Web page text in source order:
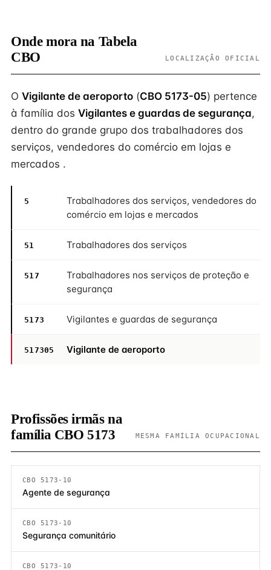
Onde mora na Tabela
CBO
LOCALIZAÇÃO OFICIAL
O Vigilante de aeroporto (CBO 5173-05) pertence
à família dos Vigilantes e guardas de segurança,
dentro do grande grupo dos trabalhadores dos
serviços, vendedores do comércio em lojas e
mercados .
5
Trabalhadores dos serviços, vendedores do
comércio em lojas e mercados
51 Trabalhadores dos serviços
517
Trabalhadores nos serviços de proteção e
segurança
5173 Vigilantes e guardas de segurança
517305 Vigilante de aeroporto
Profissões irmãs na
família CBO 5173
MESMA FAMÍLIA OCUPACIONAL
CBO 5173-10
Agente de segurança
CBO 5173-10
Segurança comunitário
CBO 5173-10